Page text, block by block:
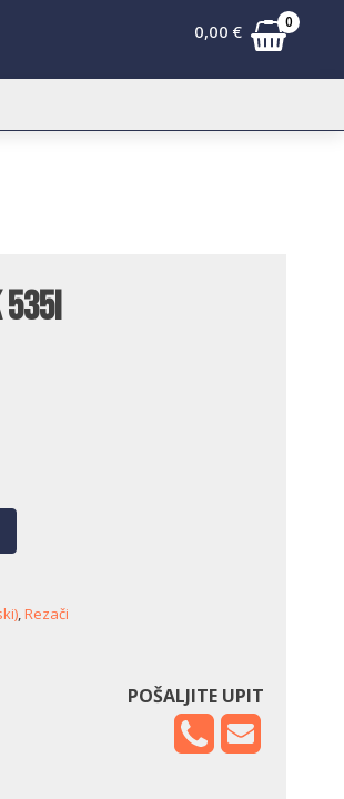
0,00 € 0
,Rezači
POŠALJITE UPIT